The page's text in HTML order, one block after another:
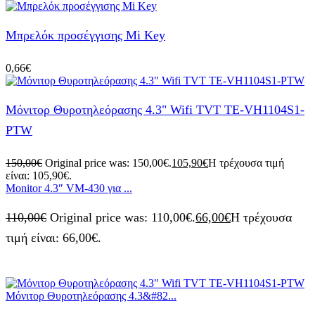
Μπρελόκ προσέγγισης Mi Key
0,66€
Μόνιτορ Θυροτηλεόρασης 4.3" Wifi TVT TE-VH1104S1-
PTW
150,00€ Original price was: 150,00€.105,90€Η τρέχουσα τιμή
είναι: 105,90€.
Monitor 4.3″ VM-430 για ...
110,00€ Original price was: 110,00€.66,00€Η τρέχουσα
τιμή είναι: 66,00€.
Μόνιτορ Θυροτηλεόρασης 4.3&#82...